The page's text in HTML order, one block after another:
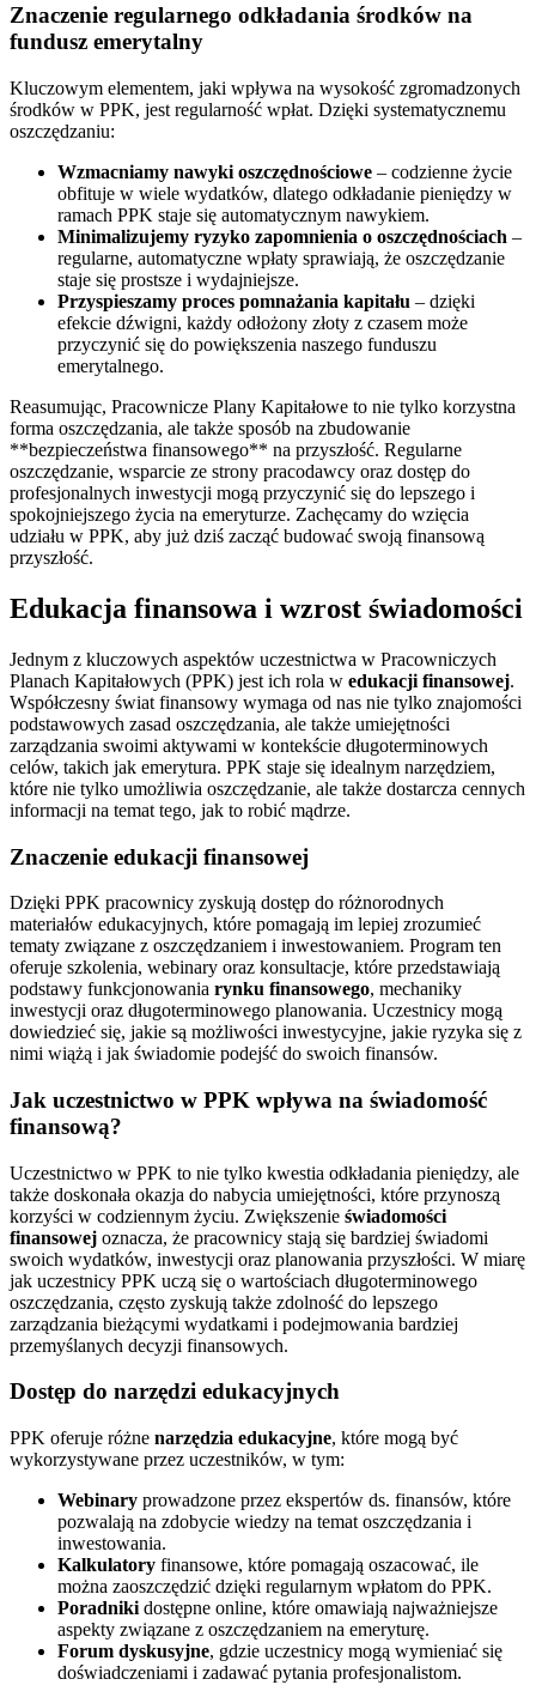
Znaczenie regularnego odkładania środków na
fundusz emerytalny
Kluczowym elementem, jaki wpływa na wysokość zgromadzonych
środków w PPK, jest regularność wpłat. Dzięki systematycznemu
oszczędzaniu:
Wzmacniamy nawyki oszczędnościowe – codzienne życie
obfituje w wiele wydatków, dlatego odkładanie pieniędzy w
ramach PPK staje się automatycznym nawykiem.
Minimalizujemy ryzyko zapomnienia o oszczędnościach –
regularne, automatyczne wpłaty sprawiają, że oszczędzanie
staje się prostsze i wydajniejsze.
Przyspieszamy proces pomnażania kapitału – dzięki
efekcie dźwigni, każdy odłożony złoty z czasem może
przyczynić się do powiększenia naszego funduszu
emerytalnego.
Reasumując, Pracownicze Plany Kapitałowe to nie tylko korzystna
forma oszczędzania, ale także sposób na zbudowanie
**bezpieczeństwa finansowego** na przyszłość. Regularne
oszczędzanie, wsparcie ze strony pracodawcy oraz dostęp do
profesjonalnych inwestycji mogą przyczynić się do lepszego i
spokojniejszego życia na emeryturze. Zachęcamy do wzięcia
udziału w PPK, aby już dziś zacząć budować swoją finansową
przyszłość.
Edukacja finansowa i wzrost świadomości
Jednym z kluczowych aspektów uczestnictwa w Pracowniczych
Planach Kapitałowych (PPK) jest ich rola w edukacji finansowej.
Współczesny świat finansowy wymaga od nas nie tylko znajomości
podstawowych zasad oszczędzania, ale także umiejętności
zarządzania swoimi aktywami w kontekście długoterminowych
celów, takich jak emerytura. PPK staje się idealnym narzędziem,
które nie tylko umożliwia oszczędzanie, ale także dostarcza cennych
informacji na temat tego, jak to robić mądrze.
Znaczenie edukacji finansowej
Dzięki PPK pracownicy zyskują dostęp do różnorodnych
materiałów edukacyjnych, które pomagają im lepiej zrozumieć
tematy związane z oszczędzaniem i inwestowaniem. Program ten
oferuje szkolenia, webinary oraz konsultacje, które przedstawiają
podstawy funkcjonowania rynku finansowego, mechaniky
inwestycji oraz długoterminowego planowania. Uczestnicy mogą
dowiedzieć się, jakie są możliwości inwestycyjne, jakie ryzyka się z
nimi wiążą i jak świadomie podejść do swoich finansów.
Jak uczestnictwo w PPK wpływa na świadomość
finansową?
Uczestnictwo w PPK to nie tylko kwestia odkładania pieniędzy, ale
także doskonała okazja do nabycia umiejętności, które przynoszą
korzyści w codziennym życiu. Zwiększenie świadomości
finansowej oznacza, że pracownicy stają się bardziej świadomi
swoich wydatków, inwestycji oraz planowania przyszłości. W miarę
jak uczestnicy PPK uczą się o wartościach długoterminowego
oszczędzania, często zyskują także zdolność do lepszego
zarządzania bieżącymi wydatkami i podejmowania bardziej
przemyślanych decyzji finansowych.
Dostęp do narzędzi edukacyjnych
PPK oferuje różne narzędzia edukacyjne, które mogą być
wykorzystywane przez uczestników, w tym:
Webinary prowadzone przez ekspertów ds. finansów, które
pozwalają na zdobycie wiedzy na temat oszczędzania i
inwestowania.
Kalkulatory finansowe, które pomagają oszacować, ile
można zaoszczędzić dzięki regularnym wpłatom do PPK.
Poradniki dostępne online, które omawiają najważniejsze
aspekty związane z oszczędzaniem na emeryturę.
Forum dyskusyjne, gdzie uczestnicy mogą wymieniać się
doświadczeniami i zadawać pytania profesjonalistom.